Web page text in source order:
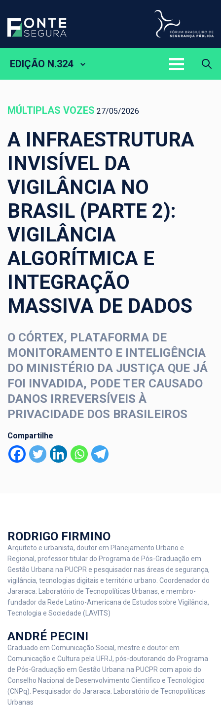
EDIÇÃO N.324
MÚLTIPLAS VOZES 27/05/2026
A INFRAESTRUTURA
INVISÍVEL DA
VIGILÂNCIA NO
BRASIL (PARTE 2):
VIGILÂNCIA
ALGORÍTMICA E
INTEGRAÇÃO
MASSIVA DE DADOS
O CÓRTEX, PLATAFORMA DE
MONITORAMENTO E INTELIGÊNCIA
DO MINISTÉRIO DA JUSTIÇA QUE JÁ
FOI INVADIDA, PODE TER CAUSADO
DANOS IRREVERSÍVEIS À
PRIVACIDADE DOS BRASILEIROS
Compartilhe
RODRIGO FIRMINO
Arquiteto e urbanista, doutor em Planejamento Urbano e
Regional, professor titular do Programa de Pós-Graduação em
Gestão Urbana na PUCPR e pesquisador nas áreas de segurança,
vigilância, tecnologias digitais e território urbano. Coordenador do
Jararaca: Laboratório de Tecnopolíticas Urbanas, e membro-
fundador da Rede Latino-Americana de Estudos sobre Vigilância,
Tecnologia e Sociedade (LAVITS)
ANDRÉ PECINI
Graduado em Comunicação Social, mestre e doutor em
Comunicação e Cultura pela UFRJ, pós-doutorando do Programa
de Pós-Graduação em Gestão Urbana na PUCPR com apoio do
Conselho Nacional de Desenvolvimento Científico e Tecnológico
(CNPq). Pesquisador do Jararaca: Laboratório de Tecnopolíticas
Urbanas